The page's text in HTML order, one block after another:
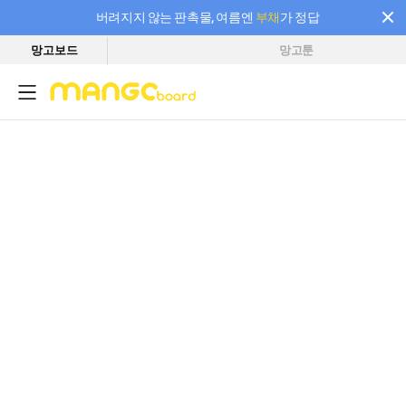
버려지지 않는 판촉물, 여름엔 부채가 정답
필요한 만큼 충전하고 끊김 없이 작업하세요! 새로워진 AI 부스터 요금제
망고보드 망고툰